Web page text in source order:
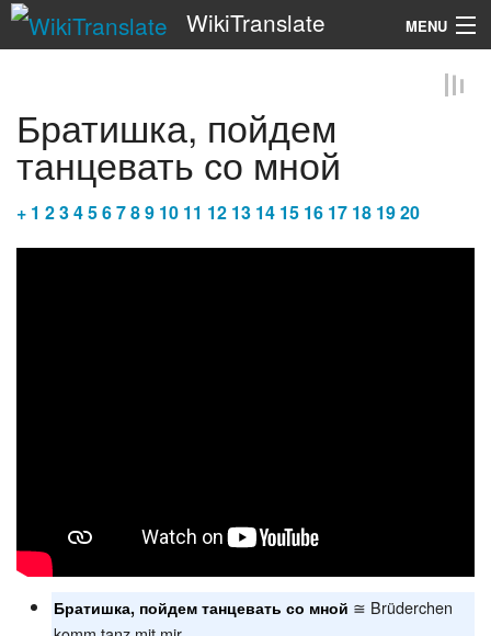
WikiTranslate MENU
Братишка, пойдем
танцевать со мной
+ 1 23456789 10 11 12 13 14 15 16 17 18 1920
Братишка, пойдем танцевать со мной ≅ Brüderchen